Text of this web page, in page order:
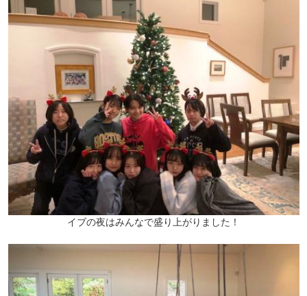
イブの夜はみんなで盛り上がりました！